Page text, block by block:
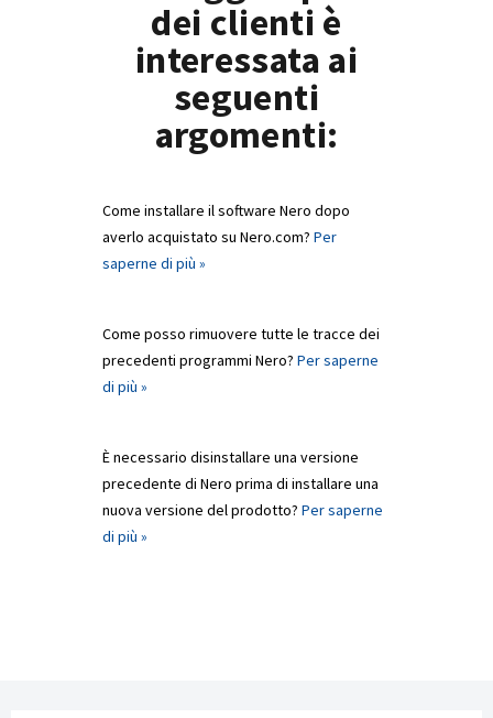
dei clienti è
interessata ai
seguenti
argomenti:
Come installare il software Nero dopo
averlo acquistato su Nero.com? Per
saperne di più »
Come posso rimuovere tutte le tracce dei
precedenti programmi Nero? Per saperne
di più »
È necessario disinstallare una versione
precedente di Nero prima di installare una
nuova versione del prodotto? Per saperne
di più »